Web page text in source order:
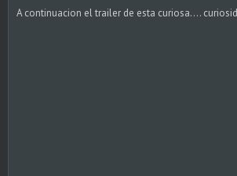
A continuacion el trailer de esta curiosa....